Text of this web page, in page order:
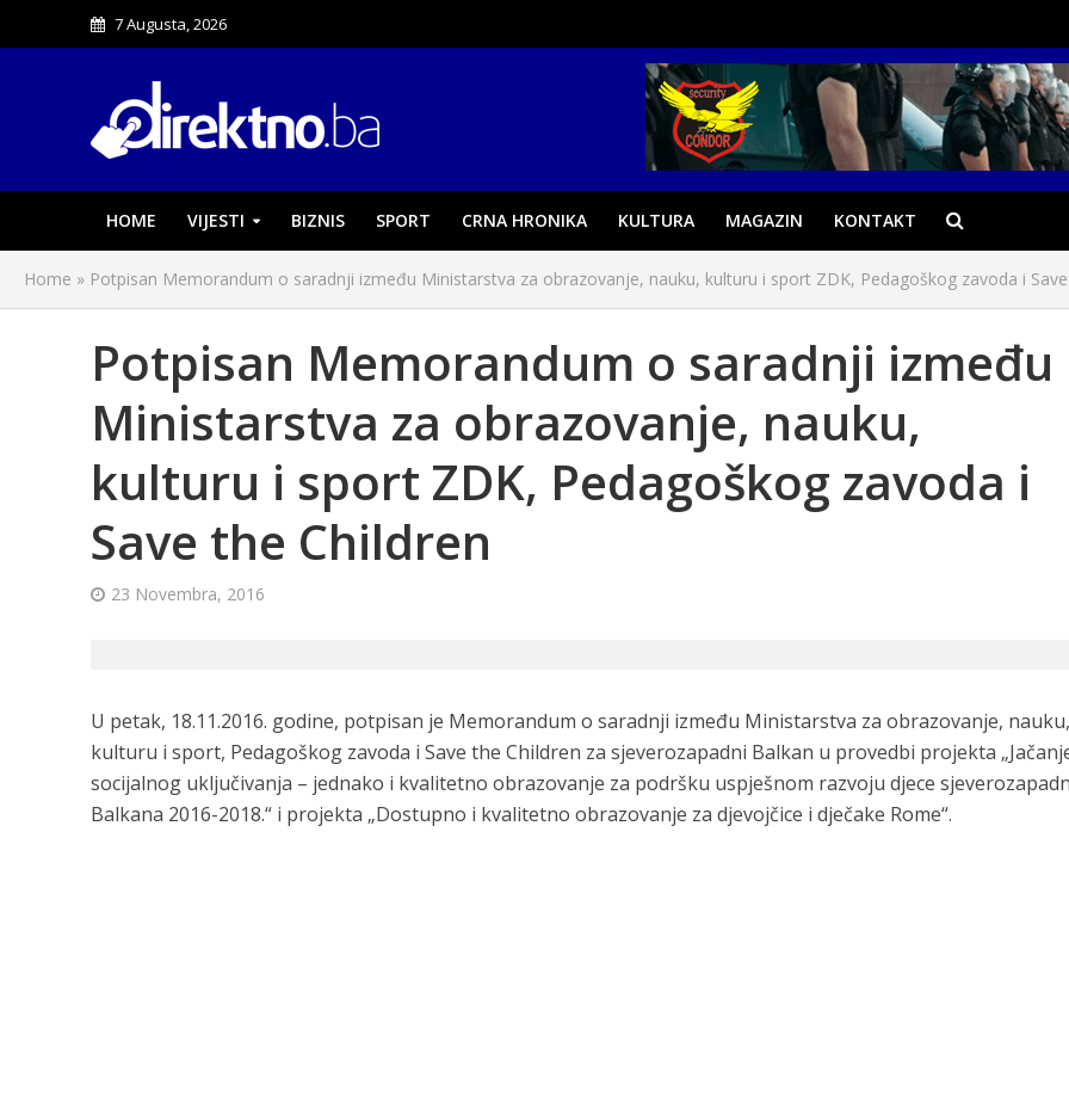
7 Augusta, 2026
HOME VIJESTI BIZNIS SPORT CRNA HRONIKA KULTURA MAGAZIN KONTAKT
Home » Potpisan Memorandum o saradnji između Ministarstva za obrazovanje, nauku, kulturu i sport ZDK, Pedagoškog zavoda i
Potpisan Memorandum o saradnji između
Ministarstva za obrazovanje, nauku,
kulturu i sport ZDK, Pedagoškog zavoda i
Save the Children
23 Novembra, 2016
U petak, 18.11.2016. godine, potpisan je Memorandum o saradnji između Ministarstva za obrazovanje, nauku,
kulturu i sport, Pedagoškog zavoda i Save the Children za sjeverozapadni Balkan u provedbi projekta
socijalnog uključivanja – jednako i kvalitetno obrazovanje za podršku uspješnom razvoju djece
Balkana 2016-2018.“ i projekta „Dostupno i kvalitetno obrazovanje za djevojčice i dječake Rome“.